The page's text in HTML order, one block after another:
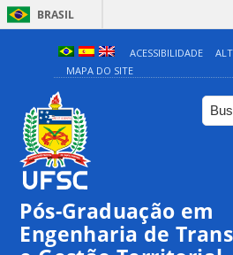
BRASIL
ACESSIBILIDADE
MAPA DO SITE
Pós-Graduação em
Engenharia de